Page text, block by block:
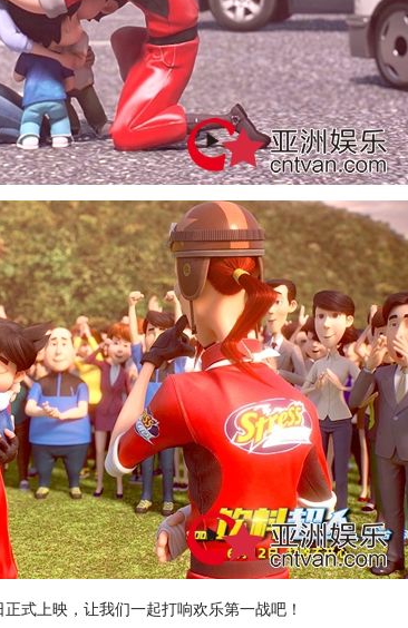
上映，让我们一起打响欢乐第一战吧！